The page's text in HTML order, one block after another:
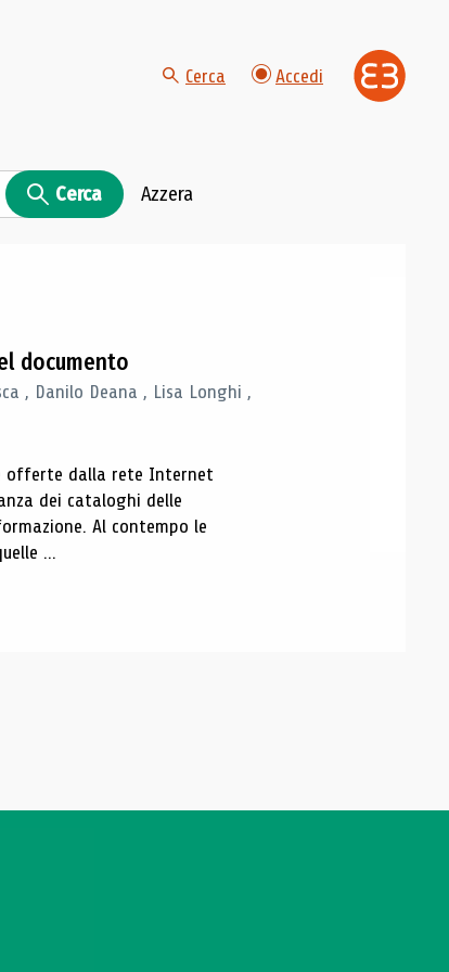
Cerca Accedi
Cerca Azzera
documento
, Danilo Deana , Lisa Longhi ,
offerte dalla rete Internet
dei cataloghi delle
Al contempo le
...